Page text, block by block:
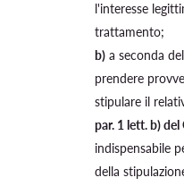
l'interesse
trattamento;
b) a seconda
prendere
stipulare il
par. 1 lett. b) del
indispensabile
della